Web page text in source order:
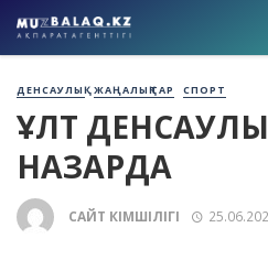
ДЕНСАУЛЫҚ ЖАҢАЛЫҚТАР СПОРТ
ҰЛТ
НАЗАРДА
САЙТ ӘКІМШІЛІГІ